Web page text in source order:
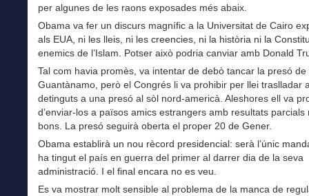
per algunes de les raons exposades més abaix.
Obama va fer un discurs magnífic a la Universitat de Cairo
als EUA, ni les lleis, ni les creencies, ni la història ni la
enemics de l’Islam. Potser això podria canviar amb Donald
Tal com havia promès, va intentar de debò tancar la presó de
Guantànamo, però el Congrés li va prohibir per llei traslladar
detinguts a una presó al sòl nord-americà. Aleshores ell va
d’enviar-los a països amics estrangers amb resultats parcials
bons. La presó seguirà oberta el proper 20 de Gener.
Obama establirà un nou rècord presidencial: serà l’únic
ha tingut el país en guerra del primer al darrer dia de la seva
administració. I el final encara no es veu.
Es va mostrar molt sensible al problema de la manca de